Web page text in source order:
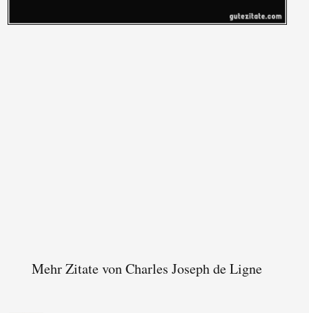
Mehr Zitate von Charles Joseph de Ligne